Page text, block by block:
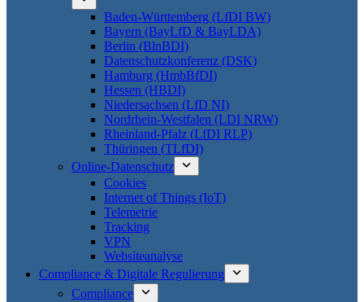
Baden-Württemberg (LfDI BW)
Bayern (BayLfD & BayLDA)
Berlin (BlnBDI)
Datenschutzkonferenz (DSK)
Hamburg (HmbBfDI)
Hessen (HBDI)
Niedersachsen (LfD NI)
Nordrhein-Westfalen (LDI NRW)
Rheinland-Pfalz (LfDI RLP)
Thüringen (TLfDI)
Online-Datenschutz
Cookies
Internet of Things (IoT)
Telemetrie
Tracking
VPN
Websiteanalyse
Compliance & Digitale Regulierung
Compliance